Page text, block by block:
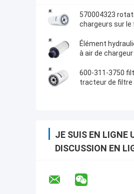
570004323
chargeurs sur le
Élément
à air de chargeur
600-311-3750
tracteur de filtre
JE SUIS EN LIGNE
DISCUSSION EN